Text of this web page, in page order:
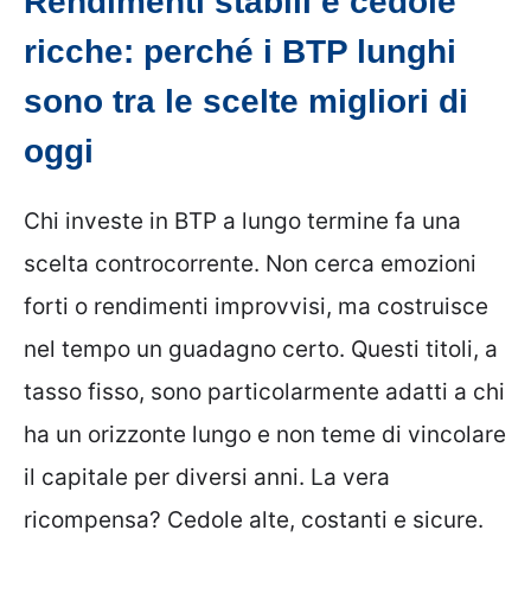
ricche: perché i BTP lunghi
sono tra le scelte migliori di
oggi
Chi investe in BTP a lungo termine fa una
scelta controcorrente. Non cerca emozioni
forti o rendimenti improvvisi, ma costruisce
nel tempo un guadagno certo. Questi titoli, a
tasso fisso, sono particolarmente adatti a chi
ha un orizzonte lungo e non teme di vincolare
il capitale per diversi anni. La vera
ricompensa? Cedole alte, costanti e sicure.